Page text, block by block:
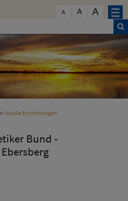
A A A
> Soziale Einrichtungen
Bund -